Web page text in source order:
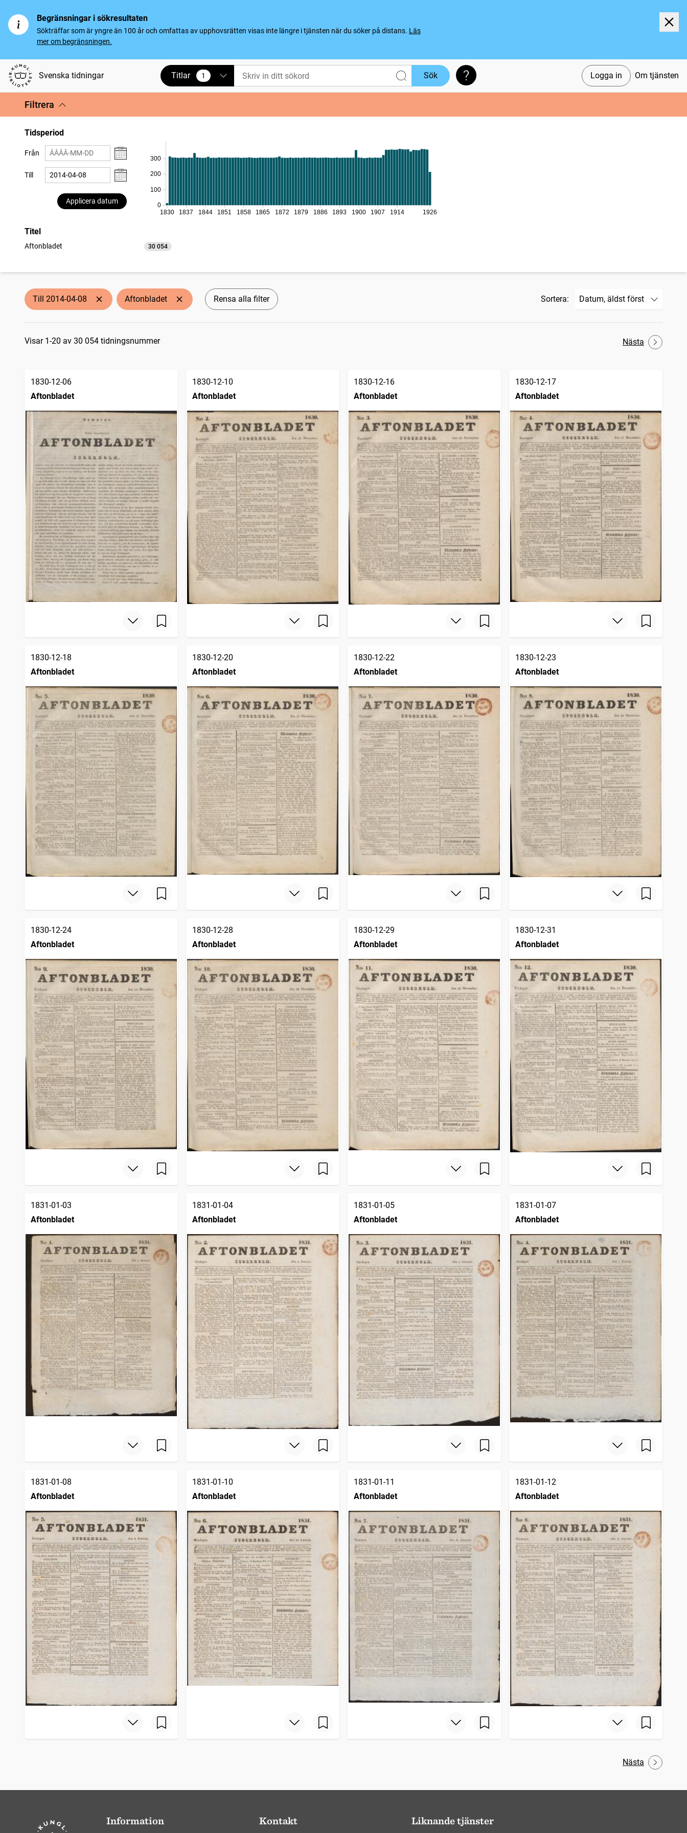
Begränsningar i sökresultaten
Sökträffar som är yngre än 100 år och omfattas av upphovsrätten visas inte längre i tjänsten när du söker på distans. Läs
mer om begränsningen.
Svenska tidningar Logga in Om tjänsten
Titlar 1
vald Sök Söktips
Filtrera
Tidsperiod
Från
Till
Applicera datum
0
100
200
300
1830 1837 1844 1851 1858 1865 1872 1879 1886 1893 1900 1907 1914 1926
Titel
Aftonbladet 30 054
träffar
Till 2014-04-08 Aftonbladet Rensa alla filter Sortera:
Sökresultat
Visar 1-20 av 30 054 tidningsnummer Nästa
1830-12-06
Aftonbladet
1830-12-10
Aftonbladet
1830-12-16
Aftonbladet
1830-12-17
Aftonbladet
1830-12-18
Aftonbladet
1830-12-20
Aftonbladet
1830-12-22
Aftonbladet
1830-12-23
Aftonbladet
1830-12-24
Aftonbladet
1830-12-28
Aftonbladet
1830-12-29
Aftonbladet
1830-12-31
Aftonbladet
1831-01-03
Aftonbladet
1831-01-04
Aftonbladet
1831-01-05
Aftonbladet
1831-01-07
Aftonbladet
1831-01-08
Aftonbladet
1831-01-10
Aftonbladet
1831-01-11
Aftonbladet
1831-01-12
Aftonbladet
Nästa
Information Kontakt Liknande tjänster